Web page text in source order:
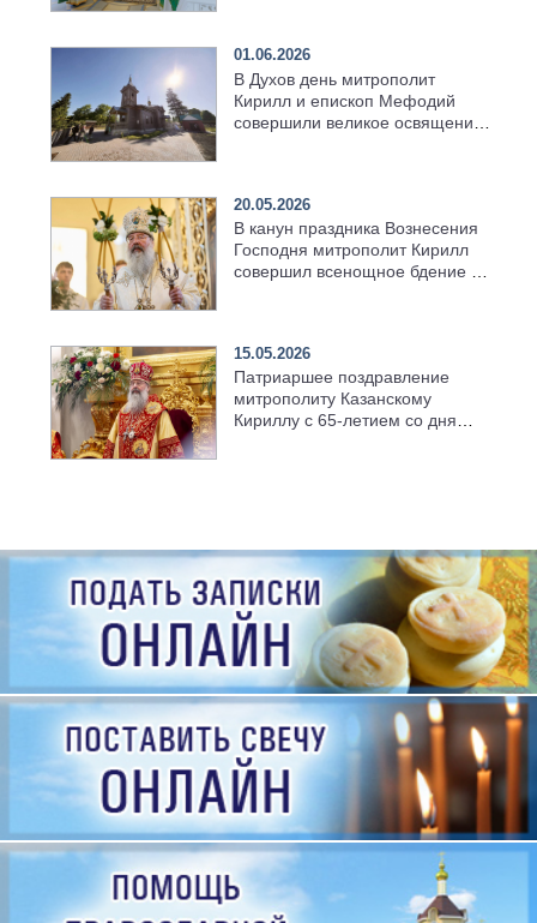
01.06.2026
В Духов день митрополит
Кирилл и епископ Мефодий
совершили великое освящение
20.05.2026
В канун праздника Вознесения
Господня митрополит Кирилл
совершил всенощное бдение в
15.05.2026
Патриаршее поздравление
митрополиту Казанскому
Кириллу с 65-летием со дня